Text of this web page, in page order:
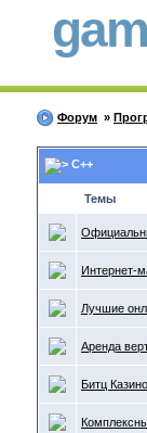
Форум »
C++
Темы
Интернет-
Лучшие
Аренда
Битц